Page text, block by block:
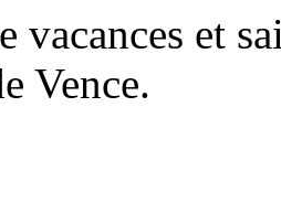
vacances et
Vence.